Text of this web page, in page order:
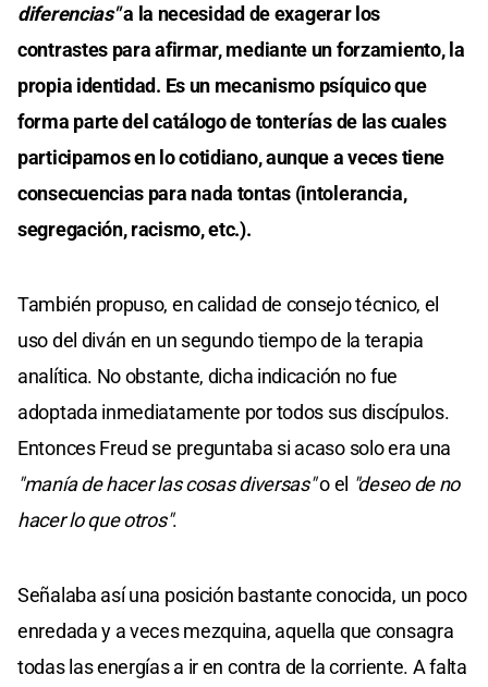
diferencias"a la necesidad de exagerar los
contrastes para afirmar, mediante un forzamiento, la
propia identidad. Es un mecanismo psíquico que
forma parte del catálogo de tonterías de las cuales
participamos en lo cotidiano, aunque a veces tiene
consecuencias para nada tontas (intolerancia,
segregación, racismo, etc.).
También propuso, en calidad de consejo técnico, el
uso del diván en un segundo tiempo de la terapia
analítica. No obstante, dicha indicación no fue
adoptada inmediatamente por todos sus discípulos.
Entonces Freud se preguntaba si acaso solo era una
"manía de hacer las cosas diversas"o el "deseo de no
hacer lo que otros".
Señalaba así una posición bastante conocida, un poco
enredada y a veces mezquina, aquella que consagra
todas las energías a ir en contra de la corriente. A falta